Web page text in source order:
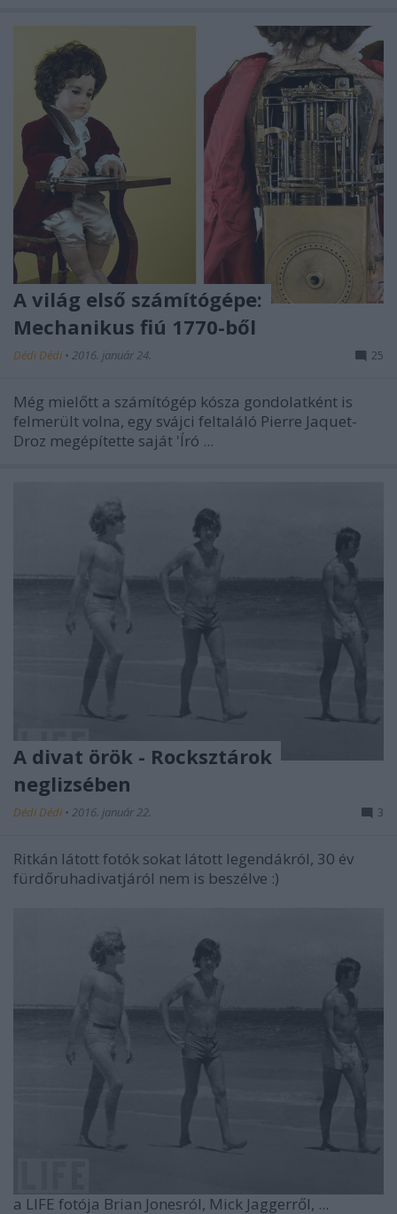
A világ első számítógépe:
Mechanikus fiú 1770-ből
Dédi Dédi • 2016. január 24. 25
Még mielőtt a számítógép kósza gondolatként is
felmerült volna, egy svájci feltaláló Pierre Jaquet-
Droz megépítette saját 'Író ...
A divat örök - Rocksztárok
neglizsében
Dédi Dédi • 2016. január 22. 3
Ritkán látott fotók sokat látott legendákról, 30 év
fürdőruhadivatjáról nem is beszélve :)
a LIFE fotója Brian Jonesról, Mick Jaggerről, ...